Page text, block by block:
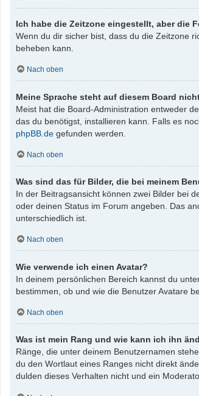
Ich habe die Zeitzone eingestellt, aber die
Wenn du dir sicher bist, dass du die Zeitzone
beheben kann.
Nach oben
Meine Sprache steht auf diesem Board
Meist hat die Board-Administration entweder
das du benötigst, installieren kann. Falls es
phpBB.de gefunden werden.
Nach oben
Was sind das für Bilder, die bei meinem
In der Beitragsansicht können zwei Bilder bei
oder deinen Status im Forum angeben. Das
unterschiedlich ist.
Nach oben
Wie verwende ich einen Avatar?
In deinem persönlichen Bereich kannst du
bestimmen, ob und wie die Benutzer Avatare
Nach oben
Was ist mein Rang und wie kann ich ihn
Ränge, die unter deinem Benutzernamen
du den Wortlaut eines Ranges nicht direkt
dulden dieses Verhalten nicht und ein